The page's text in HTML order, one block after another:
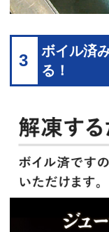
3
ボイル済
る！